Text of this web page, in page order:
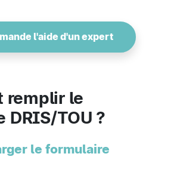
l'aide d'un expert
remplir le
DRIS/TOU ?
le formulaire